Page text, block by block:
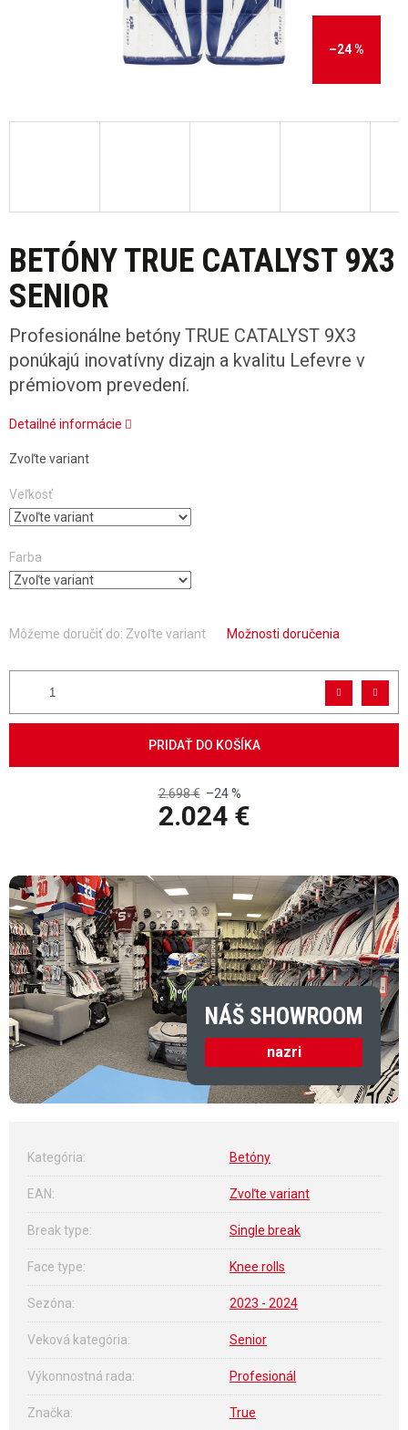
–24 %
BETÓNY TRUE CATALYST 9X3
SENIOR
Profesionálne betóny TRUE CATALYST 9X3
ponúkajú inovatívny dizajn a kvalitu Lefevre v
prémiovom prevedení.
Detailné informácie
Zvoľte variant
Veľkosť
Farba
Môžeme doručiť do: Zvoľte variant Možnosti doručenia
PRIDAŤ DO KOŠÍKA
2.698 € –24 %
2.024 €
NÁŠ SHOWROOM
nazri
Kategória: Betóny
EAN: Zvoľte variant
Break type: Single break
Face type: Knee rolls
Sezóna: 2023 - 2024
Veková kategória: Senior
Výkonnostná rada: Profesionál
Značka: True